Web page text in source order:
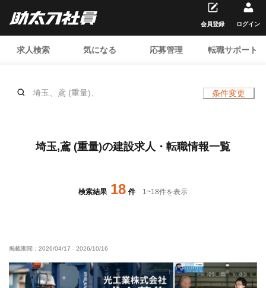
求人検索 気になる 応募管理 転職サポート
会員登録 ログイン
埼玉、鳶 (重量)、 条件変更
埼玉,鳶 (重量)の建設求人・転職情報一覧
検索結果 18 件 1~18件を表示
掲載期間： 2026/04/17 - 2026/10/16